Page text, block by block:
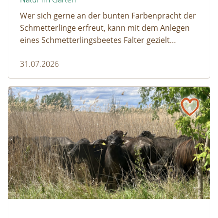
Wer sich gerne an der bunten Farbenpracht der
Schmetterlinge erfreut, kann mit dem Anlegen
eines Schmetterlingsbeetes Falter gezielt
dürfen ausreichend mitgedacht werden. Denn
ohne Raupen gibt es keine schönen
Schmetterlinge!
31.07.2026
Naturmagazin: Die Rückkehr der Big Five im Weinviertel
Die Rückkehr der Big Five im Weinviertel